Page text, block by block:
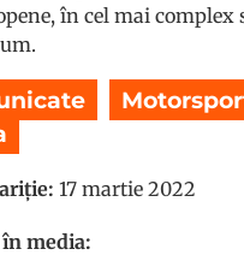
în cel mai complex
17 martie 2022
media: